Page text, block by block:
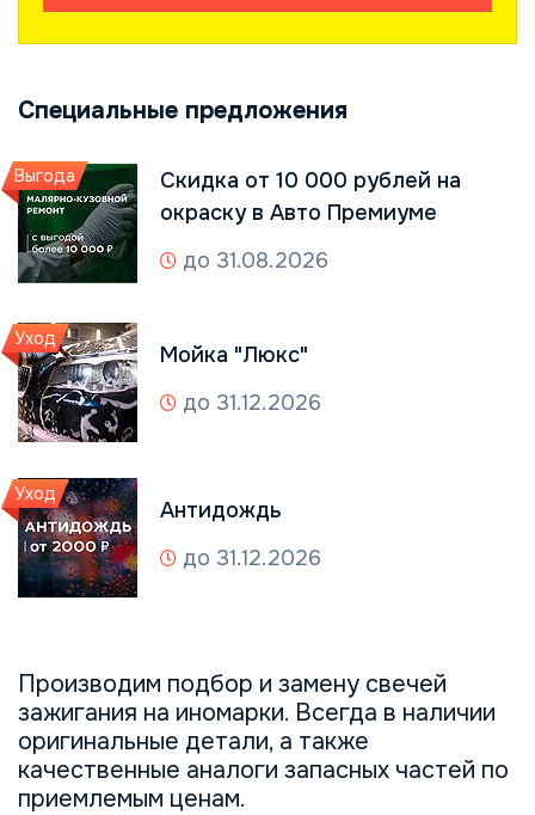
Производим подбор и замену свечей
зажигания на иномарки. Всегда в наличии
оригинальные детали, а также
качественные аналоги запасных частей по
приемлемым ценам.
Специальные предложения
Выгода
Скидка от 10 000 рублей на
окраску в Авто Премиуме
до 31.08.2026
Уход
Мойка "Люкс"
до 31.12.2026
Уход
Антидождь
до 31.12.2026